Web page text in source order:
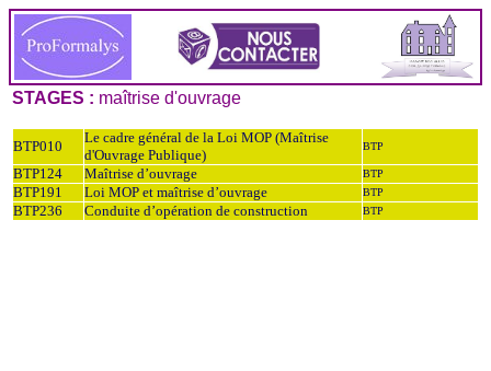
STAGES : maîtrise d'ouvrage
BTP010
Le cadre général de la Loi MOP (Maîtrise
d'Ouvrage Publique)
BTP
BTP124 Maîtrise d’ouvrage BTP
BTP191 Loi MOP et maîtrise d’ouvrage BTP
BTP236 Conduite d’opération de construction BTP